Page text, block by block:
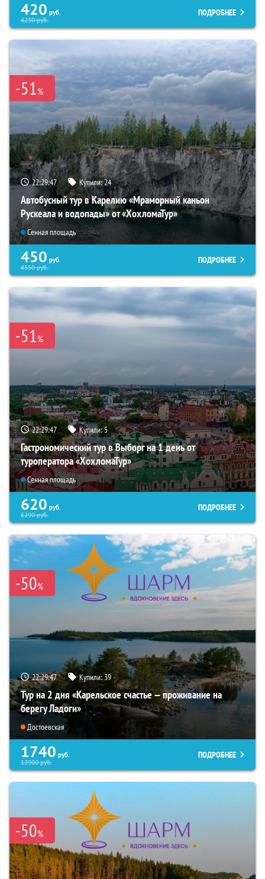
420 руб.
4230руб.
ПОДРОБНЕЕ
-51%
22:29:45 Купили:24
Автобусный тур в Карелию «Мраморный каньон
Рускеала и водопады» от «ХохломаТур»
Сенная площадь
450 руб.
4550руб.
ПОДРОБНЕЕ
-51%
22:29:45 Купили:5
Гастрономический тур в Выборг на 1 день от
туроператора «ХохломаТур»
Сенная площадь
620 руб.
6290руб.
ПОДРОБНЕЕ
-50%
22:29:45 Купили:39
Тур на 2 дня «Карельское счастье — проживание на
берегу Ладоги»
Достоевская
1740 руб.
13900руб.
ПОДРОБНЕЕ
-50%